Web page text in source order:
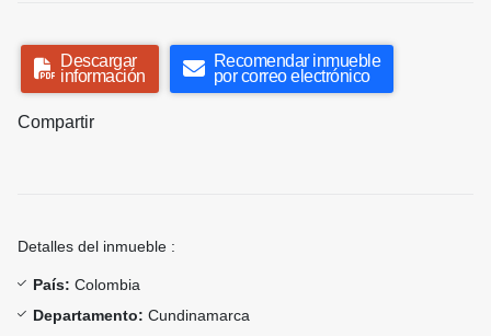
Descargar
información
Recomendar inmueble
por correo electrónico
Compartir
Detalles del inmueble :
País: Colombia
Departamento: Cundinamarca